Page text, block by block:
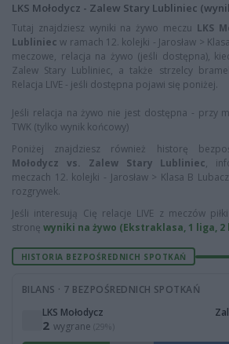
LKS Mołodycz - Zalew Stary Lubliniec
Tutaj znajdziesz wyniki na żywo meczu LKS
Lubliniec w ramach 12. kolejki - Jarosław >
meczowe, relacja na żywo (jeśli dostępna),
Zalew Stary Lubliniec, a także strzelcy
Relacja LIVE - jeśli dostępna pojawi się poniżej.
Jeśli relacja na żywo nie jest dostępna - przy
TWK (tylko wynik końcowy)
Poniżej znajdziesz również historę
Mołodycz vs. Zalew Stary Lubliniec,
meczach 12. kolejki - Jarosław > Klasa B
rozgrywek.
Jeśli interesują Cię relacje LIVE z meczów
stronę wyniki na żywo (Ekstraklasa, 1 liga, 2
HISTORIA BEZPOŚREDNICH SPOTKAŃ
BILANS · 7 BEZPOŚREDNICH SPOTKAŃ
LKS Mołodycz
2 wygrane (29%)